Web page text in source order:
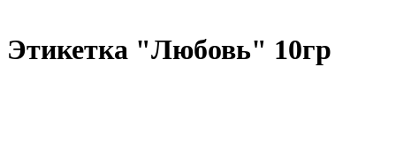
Этикетка "Любовь" 10гр